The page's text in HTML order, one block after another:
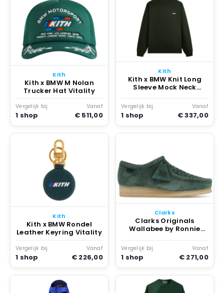
Kith
Kith x BMW M Nolan
Trucker Hat Vitality
Vergelijk bij
1 shop
Vanaf
€ 511,00
Kith
Kith x BMW Knit Long
Sleeve Mock Neck
Vergelijk bij
1 shop
Vanaf
€ 337,00
Kith
Kith x BMW Rondel
Leather Keyring Vitality
Vergelijk bij
1 shop
Vanaf
€ 226,00
Clarks
Clarks Originals
Wallabee by Ronnie
Program Vitality
Vergelijk bij
1 shop
Vanaf
€ 271,00